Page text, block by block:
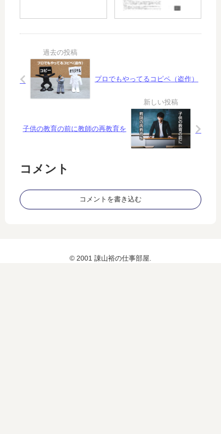
に
す
実
ア
G
E
」
と
コ
プロでもやってるコピペ（盗作）
子供の教育の前に教師の再教育を
コメント
コメントを書き込む
© 2001 諌山裕の仕事部屋.